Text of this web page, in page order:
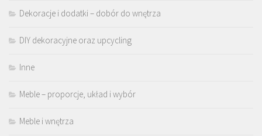
Dekoracje i dodatki – dobór do wnętrza
DIY dekoracyjne oraz upcycling
Inne
Meble – proporcje, układ i wybór
Meble i wnętrza